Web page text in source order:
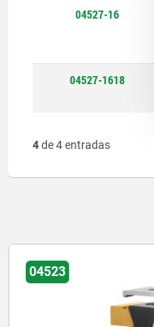
04527-16
04527-1618
4de 4 entradas
04567